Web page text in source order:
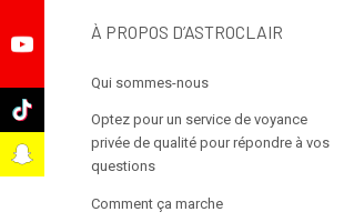
À PROPOS D’ASTROCLAIR
Qui sommes-nous
Optez pour un service de voyance
privée de qualité pour répondre à vos
questions
Comment ça marche